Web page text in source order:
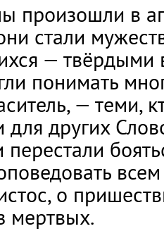
произошли в
стали
— твёрдыми
понимать
— теми,
для других
о
мертвых.